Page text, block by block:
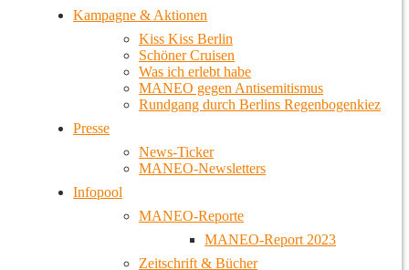
Kampagne & Aktionen
Kiss Kiss Berlin
Schöner Cruisen
Was ich erlebt habe
MANEO gegen Antisemitismus
Rundgang durch Berlins Regenbogenkiez
Presse
News-Ticker
MANEO-Newsletters
Infopool
MANEO-Reporte
MANEO-Report 2023
Zeitschrift & Bücher